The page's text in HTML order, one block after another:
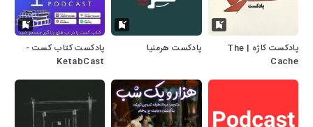
پادکست کاژه | The
Cache
پادکست هرمنیا
پادکست کتاب کست -
KetabCast